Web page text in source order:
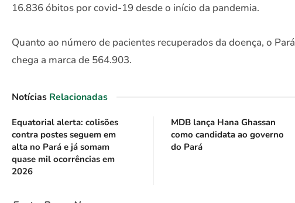
16.836 óbitos por covid-19 desde o início da pandemia.
Quanto ao número de pacientes recuperados da doença, o Pará
chega a marca de 564.903.
Notícias Relacionadas
Equatorial alerta: colisões
contra postes seguem em
alta no Pará e já somam
quase mil ocorrências em
2026
MDB lança Hana Ghassan
como candidata ao governo
do Pará